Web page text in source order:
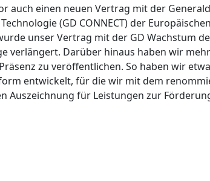
auch einen neuen Vertrag mit der
(GD CONNECT) der
unser Vertrag mit der GD Wachstum
verlängert. Darüber hinaus haben wir
zu veröffentlichen. So haben wir
entwickelt, für die wir mit dem
Auszeichnung für Leistungen zur